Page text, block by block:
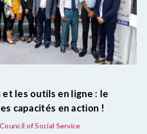
les outils en ligne : le
capacités en action !
of Social Service